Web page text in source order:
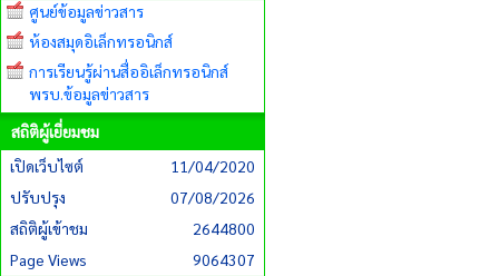
ศูนย์ข้อมูลข่าวสาร
ห้องสมุดอิเล็กทรอนิกส์
การเรียนรู้ผ่านสื่ออิเล็กทรอนิกส์
พรบ.ข้อมูลข่าวสาร
สถิติผู้เยี่ยมชม
เปิดเว็บไซต์
11/04/2020
ปรับปรุง
07/08/2026
สถิติผู้เข้าชม
2644800
Page Views
9064307